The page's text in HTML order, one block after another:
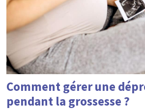
Comment gérer une
pendant la grossesse ?